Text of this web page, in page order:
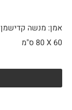
אמן: מנשה קדישמן
60 X